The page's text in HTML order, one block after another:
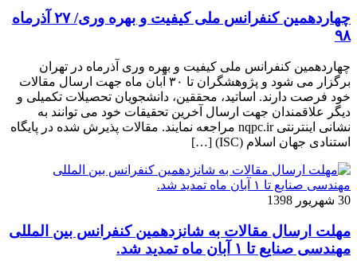
چهاردهمین کنفرانس ملی کیفیت و بهره وری/ ۲۷ آذرماه
۹۸
چهاردهمین کنفرانس ملی کیفیت و بهره وری آذرماه در تهران
برگزار می شود و پژوهشگران تا ۳۰ آبان ماه جهت ارسال مقالات
خود فرصت دارند. اساتید، محققین، دانشجویان تحصیلات تکمیلی و
دیگر علاقمندان جهت ارسال آخرین تحقیقات خود می توانند به
نشانی اینترنتی nqpc.ir مراجعه نمایند. مقالات پذیرش شده در پایگاه
استنادی جهان اسلام (ISC) […]
30 شهریور 1398
مهلت ارسال مقالات به شانزدهمین کنفرانس بین المللی
مهندسی صنایع تا ۱ آبان ماه تمدید شد.